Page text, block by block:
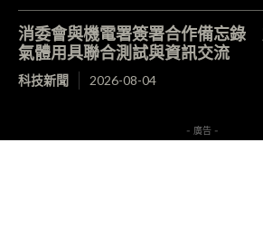
消委會與機電署簽署合作備忘錄
氣體用具聯合測試與資訊交流
科技新聞 2026-08-04
- 廣告 -